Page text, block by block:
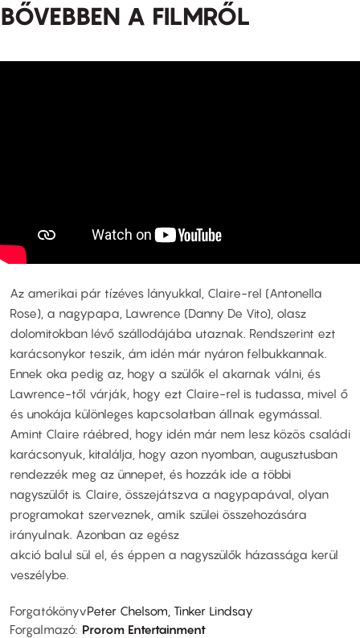
BŐVEBBEN A FILMRŐL
Az amerikai pár tízéves lányukkal, Claire-rel (Antonella
Rose), a nagypapa, Lawrence (Danny De Vito), olasz
dolomitokban lévő szállodájába utaznak. Rendszerint ezt
karácsonykor teszik, ám idén már nyáron felbukkannak.
Ennek oka pedig az, hogy a szülők el akarnak válni, és
Lawrence-től várják, hogy ezt Claire-rel is tudassa, mivel ő
és unokája különleges kapcsolatban állnak egymással.
Amint Claire ráébred, hogy idén már nem lesz közös családi
karácsonyuk, kitalálja, hogy azon nyomban, augusztusban
rendezzék meg az ünnepet, és hozzák ide a többi
nagyszülőt is. Claire, összejátszva a nagypapával, olyan
programokat szerveznek, amik szülei összehozására
irányulnak. Azonban az egész
akció balul sül el, és éppen a nagyszülők házassága kerül
veszélybe.
ForgatókönyvPeter Chelsom, Tinker Lindsay
Forgalmazó Prorom Entertainment